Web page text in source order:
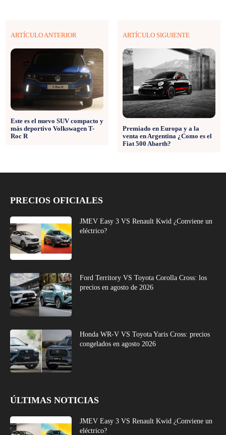
ARTÍCULO ANTERIOR
Este es el nuevo SUV compacto y
más deportivo Volkswagen T-
Roc R
ARTÍCULO SIGUIENTE
Premiado en Europa y a la
venta en Argentina ¿Como es el
Fiat 500 Abarth?
PRECIOS OFICIALES
JMEV Easy 3 VS Renault Kwid ¿Conviene un
eléctrico?
Ford Territory VS Toyota Corolla Cross: los
precios en agosto de 2026
Honda WR-V VS Toyota Yaris Cross: precios
congelados en agosto 2026
ÚLTIMAS NOTICIAS
JMEV Easy 3 VS Renault Kwid ¿Conviene un
eléctrico?